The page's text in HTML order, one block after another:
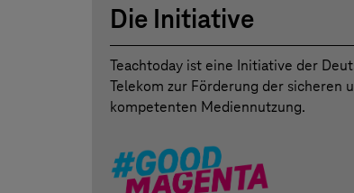
Die Initiative
Teachtoday ist eine Initiative der
Telekom zur Förderung der sicheren
kompetenten Mediennutzung.